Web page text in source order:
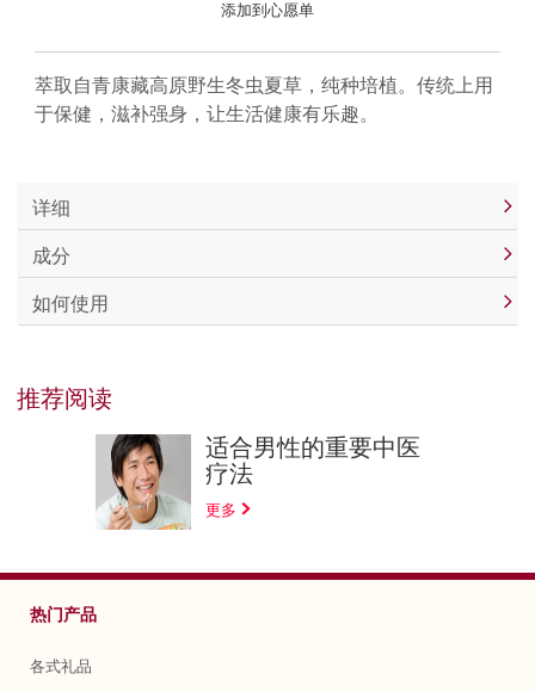
添加到心愿单
萃取自青康藏高原野生冬虫夏草，纯种培植。传统上用
于保健，滋补强身，让生活健康有乐趣。
详细
成分
如何使用
推荐阅读
适合男性的重要中医
疗法
更多
热门产品
各式礼品